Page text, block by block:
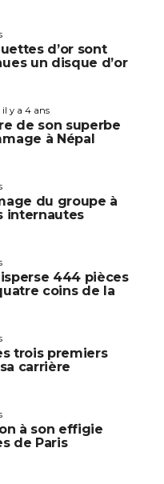
d’or sont
un disque d’or
il y a 4 ans
de son superbe
à Népal
du groupe à
internautes
444 pièces
coins de la
trois premiers
carrière
à son effigie
de Paris